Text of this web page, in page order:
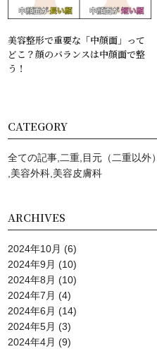
美容整形で重要な「中顔面」って
どこ？顔のバランスは中顔面で整
う！
CATEGORY
全ての記事 二重 目元（二重以外）
美容外科 美容⽪膚科
ARCHIVES
2024年10月 (6)
2024年9月 (10)
2024年8月 (10)
2024年7月 (4)
2024年6月 (14)
2024年5月 (3)
2024年4月 (9)